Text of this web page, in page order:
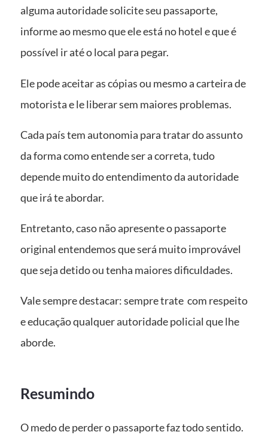
alguma autoridade solicite seu passaporte,
informe ao mesmo que ele está no hotel e que é
possível ir até o local para pegar.
Ele pode aceitar as cópias ou mesmo a carteira de
motorista e le liberar sem maiores problemas.
Cada país tem autonomia para tratar do assunto
da forma como entende ser a correta, tudo
depende muito do entendimento da autoridade
que irá te abordar.
Entretanto, caso não apresente o passaporte
original entendemos que será muito improvável
que seja detido ou tenha maiores dificuldades.
Vale sempre destacar: sempre trate com respeito
e educação qualquer autoridade policial que lhe
aborde.
Resumindo
O medo de perder o passaporte faz todo sentido.